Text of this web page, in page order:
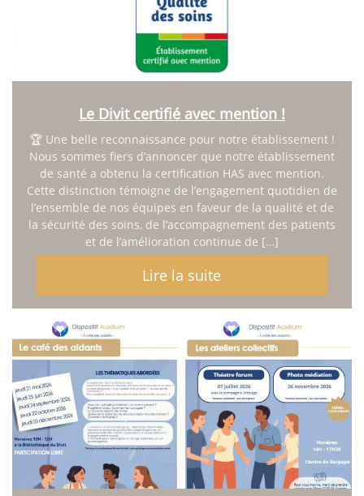
Présentation du service
Activités – chiffres clés
Présentation du service
Votre séjour
Les Prestations hôtelières
Le service de rééducation
Les Frais de séjour
EHPAD
Présentation du service
Votre logement
Les Prestations hôtelières
Tarifs et Aides Financières
Prévention santé
Ateliers prévention des chutes
Présentation et programme
Actualité & Presse
Galerie photos
Animations collectives au Divit
Présentation et programme
Actualité & Presse
Galerie photos
Soutien aux aidants
Actualité & Presse
Le Divit certifié avec mention !
🏆 Une belle reconnaissance pour notre établissement !
Nous sommes fiers d’annoncer que notre établissement
de santé a obtenu la certification HAS avec mention.
Cette distinction témoigne de l’engagement quotidien de
l’ensemble de nos équipes en faveur de la qualité et de
la sécurité des soins, de l’accompagnement des patients
et de l’amélioration continue de […]
Lire la suite